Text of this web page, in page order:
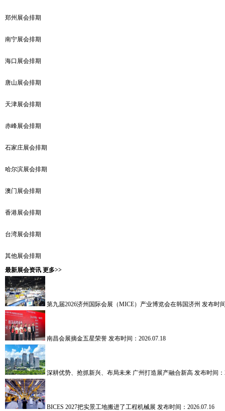
郑州展会排期
南宁展会排期
海口展会排期
唐山展会排期
天津展会排期
赤峰展会排期
石家庄展会排期
哈尔滨展会排期
澳门展会排期
香港展会排期
台湾展会排期
其他展会排期
最新展会资讯 更多>>
第九届2026济州国际会展（MICE）产业博览会在韩国济州 发布时
南昌会展摘金五星荣誉 发布时间：2026.07.18
深耕优势、抢抓新兴、布局未来 广州打造展产融合新高 发布时间：
BICES 2027把实景工地搬进了工程机械展 发布时间：2026.07.16